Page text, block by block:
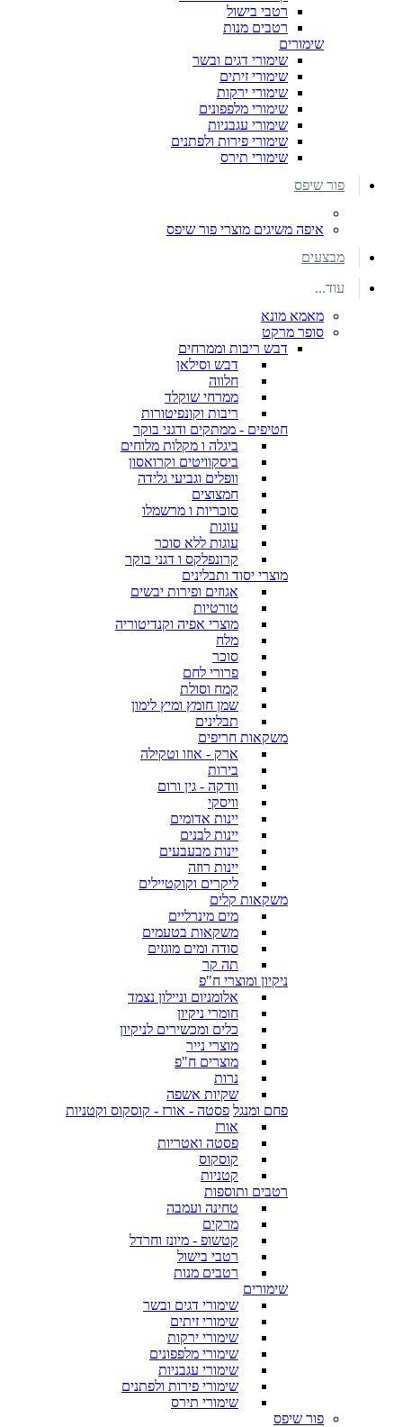
רטבי בישול
רטבים מנות
שימורים
שימורי דגים ובשר
שימורי זיתים
שימורי ירקות
שימורי מלפפונים
שימורי עגבניות
שימורי פירות ולפתנים
שימורי תירס
פור שיפס
איפה משיגים מוצרי פור שיפס
מבצעים
עוד...
מאמא מונא
סופר מרקט
דבש ריבות וממרחים
דבש וסילאן
חלווה
ממרחי שוקלד
ריבות וקונפיטורות
חטיפים - ממתקים ודגני בוקר
ביגלה ו מקלות מלוחים
ביסקוויטים וקרואסון
וופלים וגביעי גלידה
חמצוצים
סוכריות ו מרשמלו
עוגות
עוגות ללא סוכר
קרונפלקס ו דגני בוקר
מוצרי יסוד ותבלינים
אגוזים ופירות יבשים
טורטיות
מוצרי אפיה וקנדיטוריה
מלח
סוכר
פרורי לחם
קמח וסולת
שמן חומץ ומיץ לימון
תבלינים
משקאות חריפים
ארק - אוזו וטקילה
בירות
וודקה - גין ורום
וויסקי
יינות אדומים
יינות לבנים
יינות מבעבעים
יינות רוזה
ליקרים וקוקטיילים
משקאות קלים
מים מינרליים
משקאות בטעמים
סודה ומים מוגזים
תה קר
ניקיון ומוצרי ח"פ
אלומניום וניילון נצמד
חומרי ניקיון
כלים ומכשירים לניקיון
מוצרי נייר
מוצרים ח"פ
נרות
שקיות אשפה
פחם ומנגל פסטה - אורז - קוסקוס וקטניות
אורז
פסטה ואטריות
קוסקוס
קטניות
רטבים ותוספות
טחינה ועמבה
מרקים
קטשופ - מיונז וחרדל
רטבי בישול
רטבים מנות
שימורים
שימורי דגים ובשר
שימורי זיתים
שימורי ירקות
שימורי מלפפונים
שימורי עגבניות
שימורי פירות ולפתנים
שימורי תירס
פור שיפס